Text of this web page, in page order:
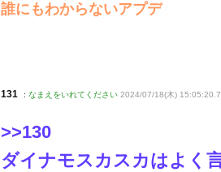
誰にもわからないアプデ
131 : なまえをいれてください 2024/07/18(木)
>>130
ダイナモスカスカはよく